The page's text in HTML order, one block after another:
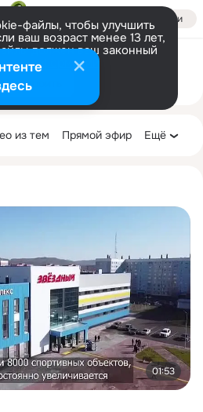
Войти
файлы, чтобы улучшить
ваш возраст менее 13 лет,
должен ваш законный
информации
Настроить
1.1K
01:53
из тем Прямой эфир Ещё